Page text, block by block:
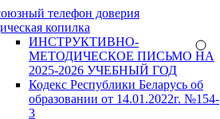
телефон доверия
копилка
ИНСТРУКТИВНО-
МЕТОДИЧЕСКОЕ ПИСЬМО НА
2025-2026 УЧЕБНЫЙ ГОД
Кодекс Республики Беларусь об
образовании от 14.01.2022г. №154-
3